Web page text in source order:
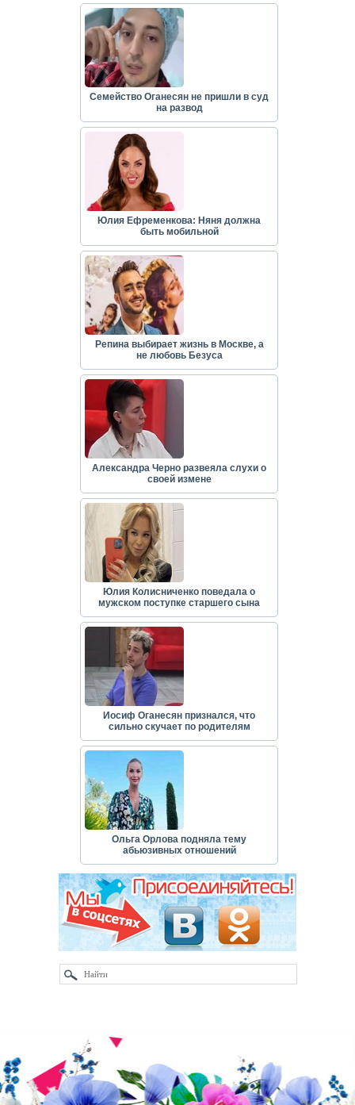
Семейство Оганесян не пришли в суд
на развод
Юлия Ефременкова: Няня должна
быть мобильной
Репина выбирает жизнь в Москве, а
не любовь Безуса
Александра Черно развеяла слухи о
своей измене
Юлия Колисниченко поведала о
мужском поступке старшего сына
Иосиф Оганесян признался, что
сильно скучает по родителям
Ольга Орлова подняла тему
абьюзивных отношений